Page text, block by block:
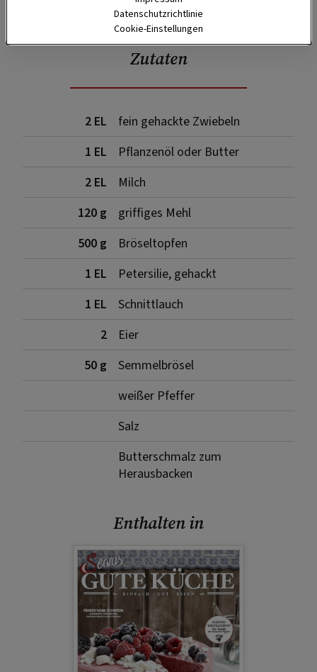
Zutaten
2 EL
fein gehackte Zwiebeln
1 EL
Pflanzenöl oder Butter
2 EL
Milch
120 g
griffiges Mehl
500 g
Bröseltopfen
1 EL
Petersilie, gehackt
1 EL
Schnittlauch
2
Eier
50 g
Semmelbrösel
weißer Pfeffer
Salz
Butterschmalz zum
Herausbacken
Enthalten in
Datenschutzrichtlinie
Cookie-Einstellungen